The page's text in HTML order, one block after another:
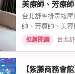
美療師、芳療
助理，無經驗
台北舒壓排毒按
師、芳療師、美容
性排班、高薪現
推薦閱讀 台北舒壓會館聘
【紫藤商務會